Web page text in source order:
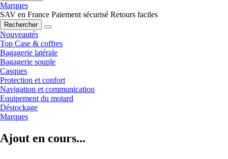
Marques
SAV en France Paiement sécurisé Retours faciles
Rechercher
Nouveautés
Top Case & coffres
Bagagerie latérale
Bagagerie souple
Casques
Protection et confort
Navigation et communication
Equipement du motard
Déstockage
Marques
Ajout en cours...